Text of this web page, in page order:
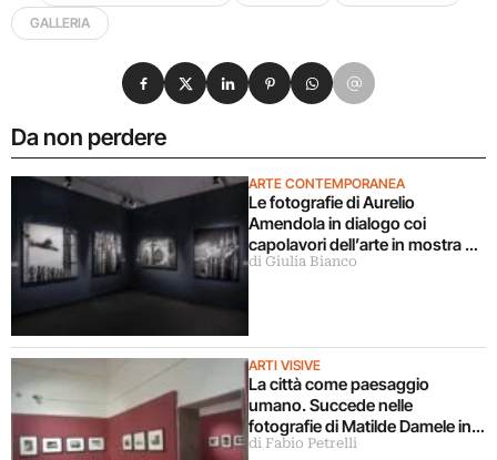
GALLERIA
Da non perdere
ARTE CONTEMPORANEA
Le fotografie di Aurelio
Amendola in dialogo coi
capolavori dell’arte in mostra a
Milano
di Giulia Bianco
ARTI VISIVE
La città come paesaggio
umano. Succede nelle
fotografie di Matilde Damele in
mostra a Roma
di Fabio Petrelli
Condividi su Facebook
Condividi su X
Condividi su LinkedIn
Condividi su Pinterest
Condividi su WhatsApp
Condividi su Email